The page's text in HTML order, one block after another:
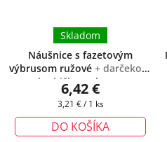
Náušnice s fazetovým
výbrusom ružové + darčeková
krabička zadarmo
Skladom
6,42 €
Jednotková
3,21 € / 1 ks
DO KOŠÍKA